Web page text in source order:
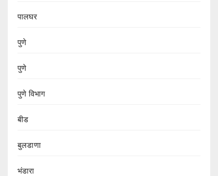
पालघर
पुणे
पुणे
पुणे विभाग‌
बीड
बुलडाणा
भंडारा